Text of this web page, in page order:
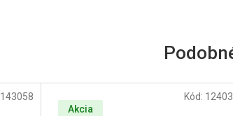
143058
Akcia
Kód: 12403